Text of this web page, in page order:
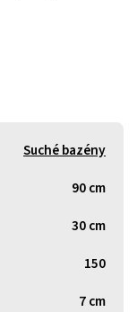
Suché bazény
90 cm
30 cm
150
7 cm